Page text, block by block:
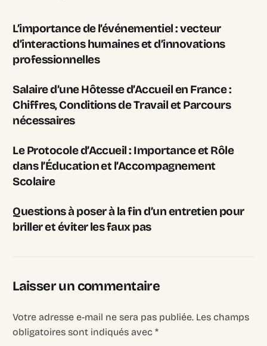
L’importance de l’événementiel : vecteur
d’interactions humaines et d’innovations
professionnelles
Salaire d’une Hôtesse d’Accueil en France :
Chiffres, Conditions de Travail et Parcours
nécessaires
Le Protocole d’Accueil : Importance et Rôle
dans l’Éducation et l’Accompagnement
Scolaire
Questions à poser à la fin d’un entretien pour
briller et éviter les faux pas
Laisser un commentaire
Votre adresse e-mail ne sera pas publiée. Les champs
obligatoires sont indiqués avec*